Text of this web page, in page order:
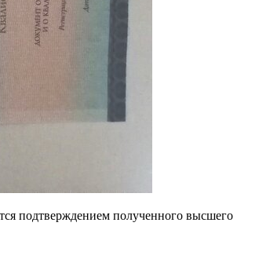
подтверждением полученного высшего